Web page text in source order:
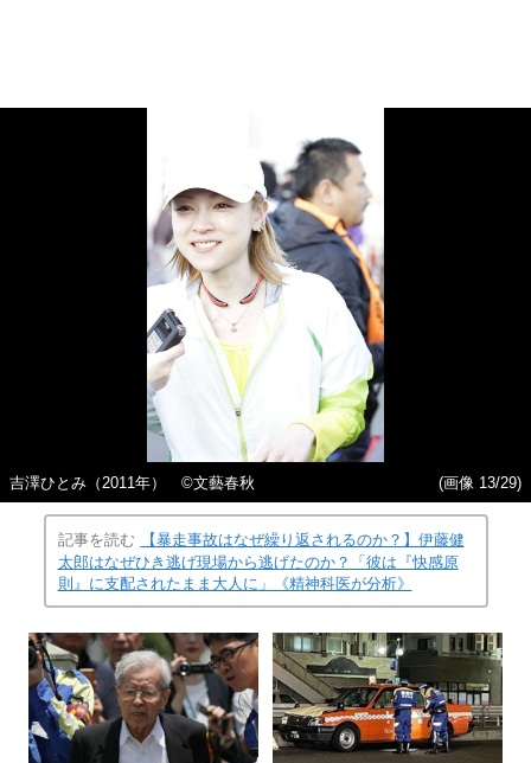
吉澤ひとみ（2011年） ©文藝春秋 (画像 13/29)
記事を読む
【暴走事故はなぜ繰り返されるのか？】伊藤健
太郎はなぜひき逃げ現場から逃げたのか？「彼は『快感原
則』に支配されたまま大人に」《精神科医が分析》